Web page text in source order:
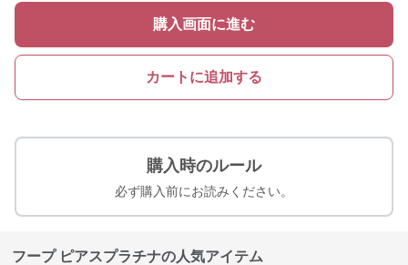
購入画面に進む
カートに追加する
購入時のルール
必ず購入前にお読みください。
フープ ピアスプラチナの人気アイテム